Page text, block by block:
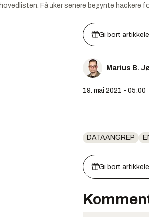
hovedlisten. Få uker senere begynte hackere
Gi bort
Marius B.
19. mai 2021 - 05:00
DATAANGREP
Gi bort